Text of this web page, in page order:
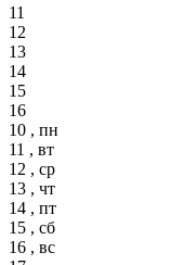
11
12
13
14
15
16
10 , пн
11 , вт
12 , ср
13 , чт
14 , пт
15 , сб
16 , вс